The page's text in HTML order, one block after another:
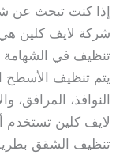
إذا كنت تبحث عن
شركة لايف كلين
تنظيف في
يتم تنظيف الأسطح
النوافذ،
لايف كلين تستخدم
تنظيف الشقق